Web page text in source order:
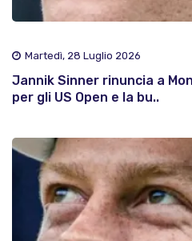
Martedì, 28 Luglio 2026
Jannik Sinner rinuncia a
per gli US Open e la bu..